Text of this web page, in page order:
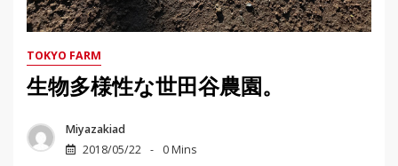
TOKYO FARM
生物多様性な世田谷農園。
Miyazakiad
2018/05/22
0 Mins